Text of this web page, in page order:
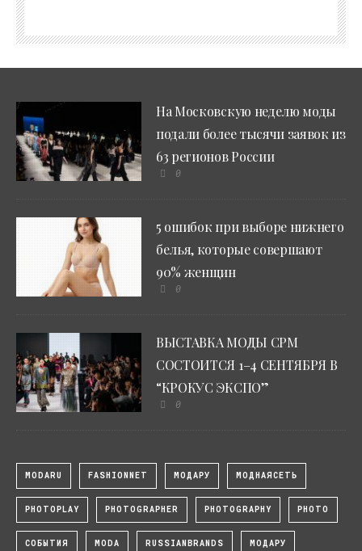
На Московскую неделю моды
подали более тысячи заявок из
63 регионов России
0
5 ошибок при выборе нижнего
белья, которые совершают
90% женщин
0
ВЫСТАВКА МОДЫ CPM
СОСТОИТСЯ 1–4 СЕНТЯБРЯ В
“КРОКУС ЭКСПО”
0
MODARU FASHIONNET МОДАРУ МОДНАЯСЕТЬ
PHOTOPLAY PHOTOGRAPHER PHOTOGRAPHY PHOTO
СОБЫТИЯ MODA RUSSIANBRANDS МОДАРУ